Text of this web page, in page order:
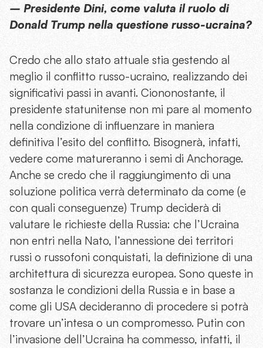
– Presidente Dini, come valuta il ruolo di
Donald Trump nella questione russo-ucraina?
Credo che allo stato attuale stia gestendo al
meglio il conflitto russo-ucraino, realizzando dei
significativi passi in avanti. Ciononostante, il
presidente statunitense non mi pare al momento
nella condizione di influenzare in maniera
definitiva l’esito del conflitto. Bisognerà, infatti,
vedere come matureranno i semi di Anchorage.
Anche se credo che il raggiungimento di una
soluzione politica verrà determinato da come (e
con quali conseguenze) Trump deciderà di
valutare le richieste della Russia: che l’Ucraina
non entri nella Nato, l’annessione dei territori
russi o russofoni conquistati, la definizione di una
architettura di sicurezza europea. Sono queste in
sostanza le condizioni della Russia e in base a
come gli USA decideranno di procedere si potrà
trovare un’intesa o un compromesso. Putin con
l’invasione dell’Ucraina ha commesso, infatti, il